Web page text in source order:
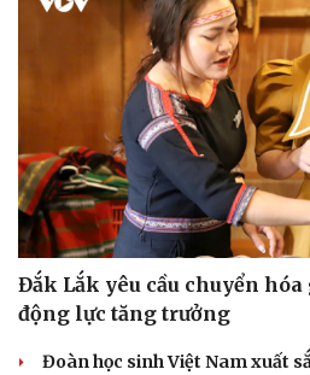
Đắk Lắk yêu cầu chuyển
động lực tăng trưởng
Đoàn học sinh Việt Nam xuất